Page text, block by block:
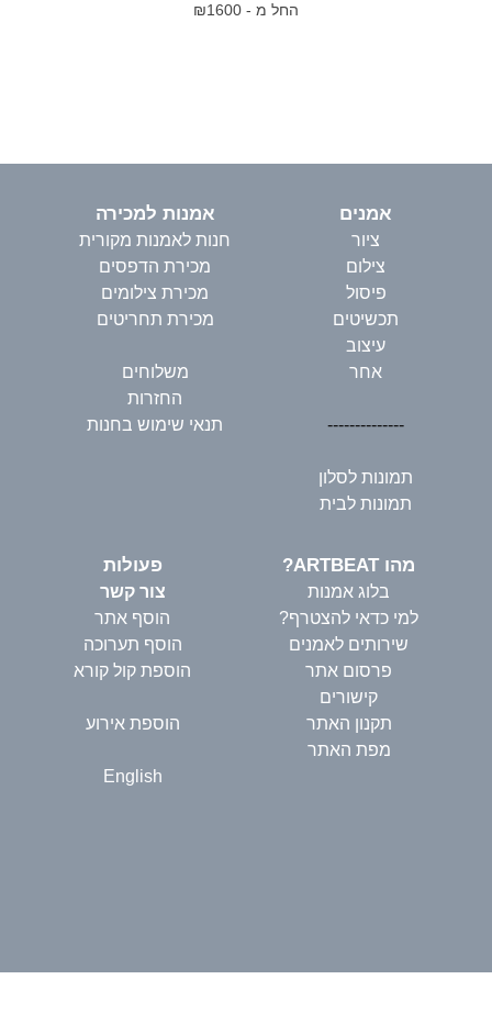
החל מ - ₪1600
אמנים
ציור
צילום
פיסול
תכשיטים
עיצוב
אחר
--------------
תמונות לסלון
תמונות לבית
אמנות למכירה
חנות לאמנות מקורית
מכירת הדפסים
מכירת צילומים
מכירת תחריטים
משלוחים
החזרות
תנאי שימוש בחנות
מהו ARTBEAT?
בלוג אמנות
למי כדאי להצטרף?
שירותים לאמנים
פרסום אתר
קישורים
תקנון האתר
מפת האתר
פעולות
צור קשר
הוסף אתר
הוסף תערוכה
הוספת קול קורא
הוספת אירוע
English